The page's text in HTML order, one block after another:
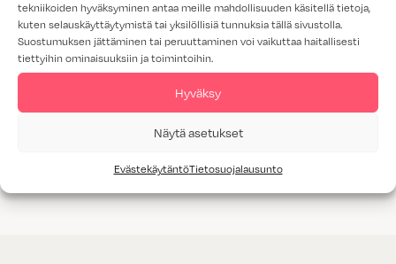
tekniikoiden hyväksyminen antaa meille mahdollisuuden käsitellä tietoja,
kuten selauskäyttäytymistä tai yksilöllisiä tunnuksia tällä sivustolla.
Suostumuksen jättäminen tai peruuttaminen voi vaikuttaa haitallisesti
tiettyihin ominaisuuksiin ja toimintoihin.
Hyväksy
Näytä asetukset
EvästekäytäntöTietosuojalausunto
Massiivipuu
Melamiini
Tammiviilu